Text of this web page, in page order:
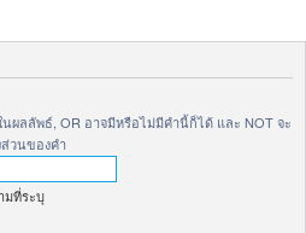
a
i
ผลลัพธ์, OR อาจมีหรือไม่มีคำนี้ก็ได้ และ NOT จะ
วนของคำ
มที่ระบุ